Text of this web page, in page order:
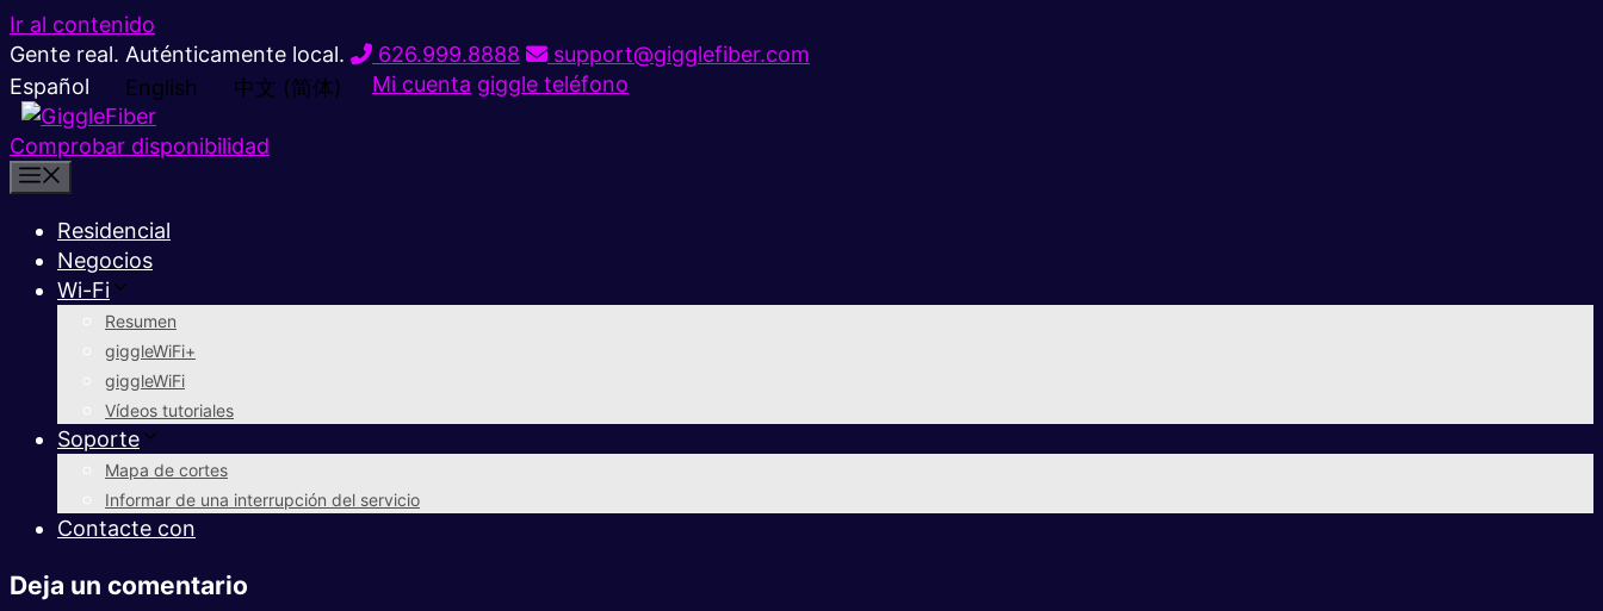
Ir al contenido
Gente real. Auténticamente local.
626.999.8888
support@gigglefiber.com
Español
English 中文 (简体) Mi cuenta giggle teléfono
Comprobar disponibilidad
Residencial
Negocios
Wi-Fi
Resumen
giggleWiFi+
giggleWiFi
Vídeos tutoriales
Soporte
Mapa de cortes
Informar de una interrupción del servicio
Contacte con
Deja un comentario